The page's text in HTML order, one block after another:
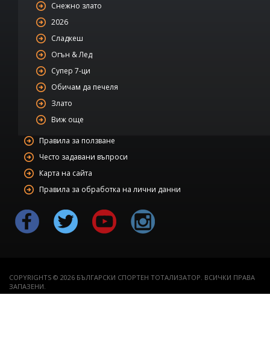
Снежно злато
2026
Сладкеш
Огън & Лед
Супер 7-ци
Обичам да печеля
Злато
Виж още
Правила за ползване
Често задавани въпроси
Карта на сайта
Правила за обработка на лични данни
COPYRIGHTS © 2026 БЪЛГАРСКИ СПОРТЕН ТОТАЛИЗАТОР. ВСИЧКИ ПРАВА
ЗАПАЗЕНИ.